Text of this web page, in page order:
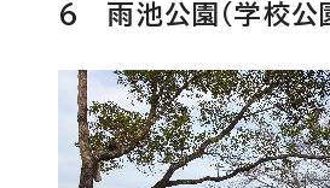
6 雨池公園(学校公